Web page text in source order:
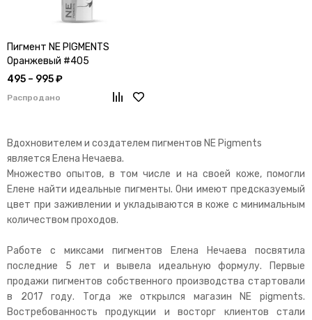
Пигмент NE PIGMENTS
Оранжевый #405
495 – 995 ₽
Распродано
Вдохновителем и создателем пигментов NE Pigments
является Елена Нечаева.
Множество опытов, в том числе и на своей коже, помогли
Елене найти идеальные пигменты. Они имеют предсказуемый
цвет при заживлении и укладываются в коже с минимальным
количеством проходов.
Работе с миксами пигментов Елена Нечаева посвятила
последние 5 лет и вывела идеальную формулу. Первые
продажи пигментов собственного производства стартовали
в 2017 году. Тогда же открылся магазин NE pigments.
Востребованность продукции и восторг клиентов стали